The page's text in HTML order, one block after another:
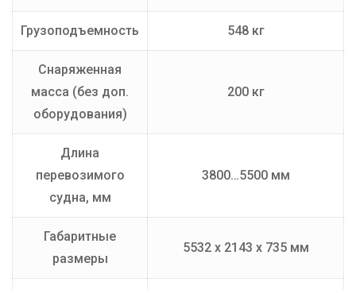
Грузоподъемность 548 кг
Снаряженная
масса (без доп.
оборудования)
200 кг
Длина
перевозимого
судна, мм
3800…5500 мм
Габаритные
размеры
5532 х 2143 х 735 мм